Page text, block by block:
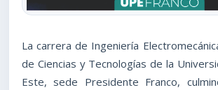
La carrera de Ingeniería
de Ciencias y Tecnologías de la
Este, sede Presidente Franco,